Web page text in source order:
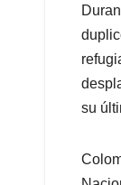
A
p
p
su